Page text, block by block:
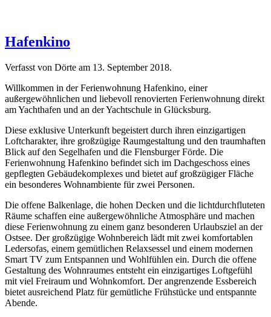
Hafenkino
Verfasst von Dörte am 13. September 2018.
Willkommen in der Ferienwohnung Hafenkino, einer
außergewöhnlichen und liebevoll renovierten Ferienwohnung direkt
am Yachthafen und an der Yachtschule in Glücksburg.
Diese exklusive Unterkunft begeistert durch ihren einzigartigen
Loftcharakter, ihre großzügige Raumgestaltung und den traumhaften
Blick auf den Segelhafen und die Flensburger Förde. Die
Ferienwohnung Hafenkino befindet sich im Dachgeschoss eines
gepflegten Gebäudekomplexes und bietet auf großzügiger Fläche
ein besonderes Wohnambiente für zwei Personen.
Die offene Balkenlage, die hohen Decken und die lichtdurchfluteten
Räume schaffen eine außergewöhnliche Atmosphäre und machen
diese Ferienwohnung zu einem ganz besonderen Urlaubsziel an der
Ostsee. Der großzügige Wohnbereich lädt mit zwei komfortablen
Ledersofas, einem gemütlichen Relaxsessel und einem modernen
Smart TV zum Entspannen und Wohlfühlen ein. Durch die offene
Gestaltung des Wohnraumes entsteht ein einzigartiges Loftgefühl
mit viel Freiraum und Wohnkomfort. Der angrenzende Essbereich
bietet ausreichend Platz für gemütliche Frühstücke und entspannte
Abende.